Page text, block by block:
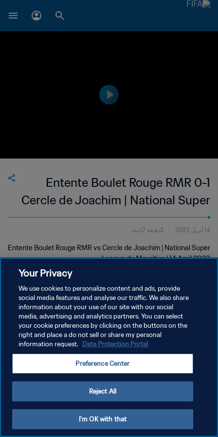
Entente Boulet Rouge RMR 0-1
Cercle de Joachim | National Super
League du Mauritius | 14 Apr 2023
14 أبريل 2023 2دقيقة 7ثانية
Entente Boulet Rouge RMR vs Cercle de Joachim | National Super
League du Mauritius | 14 April 2023
سياسة الخصوصية
إدارة تفضيلات ملفات تعريف الارتباط
Your Privacy
We use cookies to personalize content and ads, provide
social media features and analyse our traffic. We also share
information about your use of our site with our social
media, advertising and analytics partners. You can select
your cookie preferences by clicking on the buttons on the
right and place a do not sell or share my personal
information request. Data Protection Portal
Preference Center
Reject All
I'm OK with that